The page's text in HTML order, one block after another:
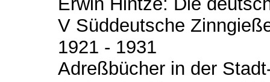
V Süddeutsche
1921 - 1931
Adreßbücher in der